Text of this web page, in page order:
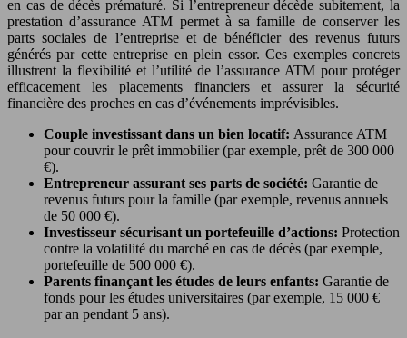
en cas de décès prématuré. Si l’entrepreneur décède subitement, la
prestation d’assurance ATM permet à sa famille de conserver les
parts sociales de l’entreprise et de bénéficier des revenus futurs
générés par cette entreprise en plein essor. Ces exemples concrets
illustrent la flexibilité et l’utilité de l’assurance ATM pour protéger
efficacement les placements financiers et assurer la sécurité
financière des proches en cas d’événements imprévisibles.
Couple investissant dans un bien locatif: Assurance ATM
pour couvrir le prêt immobilier (par exemple, prêt de 300 000
€).
Entrepreneur assurant ses parts de société: Garantie de
revenus futurs pour la famille (par exemple, revenus annuels
de 50 000 €).
Investisseur sécurisant un portefeuille d’actions: Protection
contre la volatilité du marché en cas de décès (par exemple,
portefeuille de 500 000 €).
Parents finançant les études de leurs enfants: Garantie de
fonds pour les études universitaires (par exemple, 15 000 €
par an pendant 5 ans).